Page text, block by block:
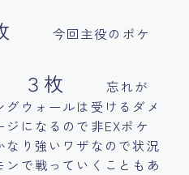
今回主役のポケ
３枚
忘れが
ウォールは受けるダメ
になるので非EXポケ
なり強いワザなので状況
ンで戦っていくこともあ